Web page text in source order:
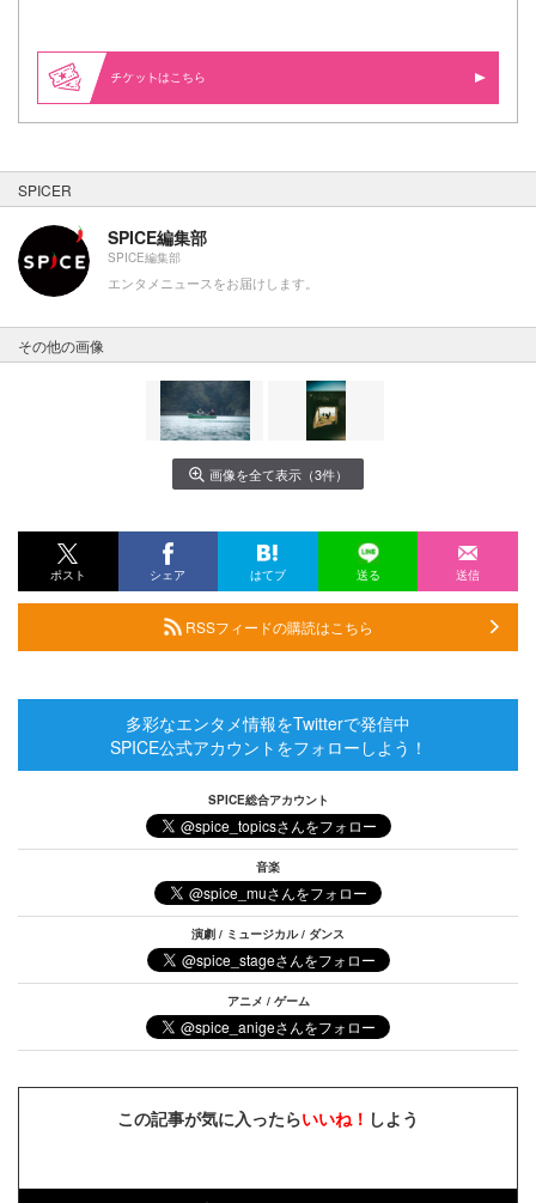
はこちら
SPICER
SPICE編集部
SPICE編集部
エンタメニュースをお届けします。
その他の画像
画像を全て表示（3件）
ポスト シェア はてブ 送る 送信
RSSフィードの購読はこちら
多彩なエンタメ情報をTwitterで発信中
SPICE公式アカウントをフォローしよう！
SPICE総合アカウント
音楽
演劇 / ミュージカル / ダンス
アニメ / ゲーム
この記事が気に入ったらいいね！ しよう